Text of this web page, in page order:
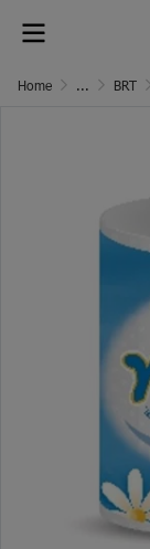
Home ... BRT